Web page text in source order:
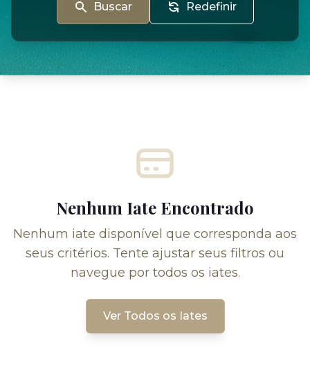
Buscar Redefinir
Nenhum Iate Encontrado
Nenhum iate disponível que corresponda aos
seus critérios. Tente ajustar seus filtros ou
navegue por todos os iates.
Ver Todos os Iates